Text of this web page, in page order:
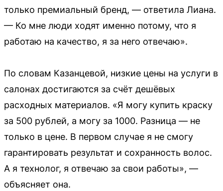
только премиальный бренд, — ответила Лиана.
— Ко мне люди ходят именно потому, что я
работаю на качество, я за него отвечаю».
По словам Казанцевой, низкие цены на услуги в
салонах достигаются за счёт дешёвых
расходных материалов. «Я могу купить краску
за 500 рублей, а могу за 1000. Разница — не
только в цене. В первом случае я не смогу
гарантировать результат и сохранность волос.
А я технолог, я отвечаю за свои работы», —
объясняет она.